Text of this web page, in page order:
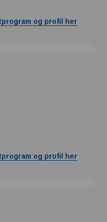
og profil her
og profil her